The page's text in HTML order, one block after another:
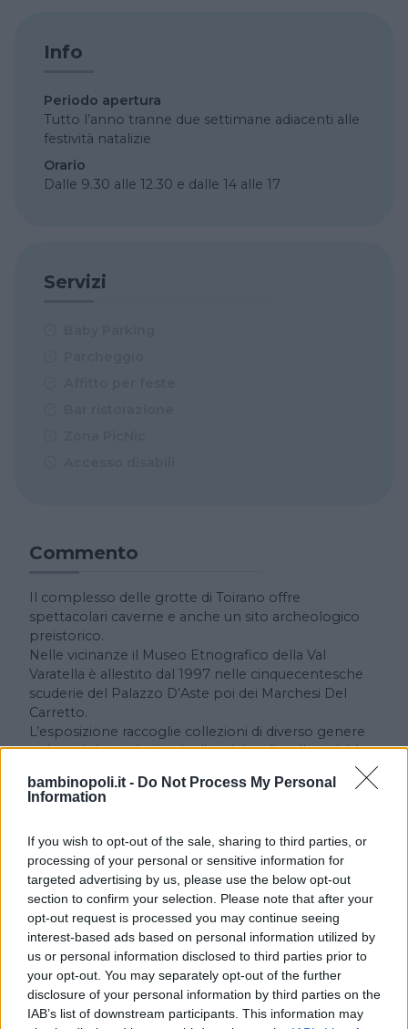
bambinopoli.it - Do Not Process My Personal
Information
If you wish to opt-out of the sale, sharing to third parties, or
processing of your personal or sensitive information for
targeted advertising by us, please use the below opt-out
section to confirm your selection. Please note that after your
opt-out request is processed you may continue seeing
interest-based ads based on personal information utilized by
us or personal information disclosed to third parties prior to
your opt-out. You may separately opt-out of the further
disclosure of your personal information by third parties on the
IAB’s list of downstream participants. This information may
Info
Periodo apertura
Tutto l’anno tranne due settimane adiacenti alle
festività natalizie
Orario
Dalle 9.30 alle 12.30 e dalle 14 alle 17
Servizi
Commento
Il complesso delle grotte di Toirano offre
spettacolari caverne e anche un sito archeologico
preistorico.
Nelle vicinanze il Museo Etnografico della Val
Varatella è allestito dal 1997 nelle cinquecentesche
scuderie del Palazzo D’Aste poi dei Marchesi Del
Carretto.
L’esposizione raccoglie collezioni di diverso genere
attinenti ai mestieri agricoli, artigianali e alle attività
domestiche praticati anticamente nella Val Varatela.
Cerca altre strutture
Alberghi